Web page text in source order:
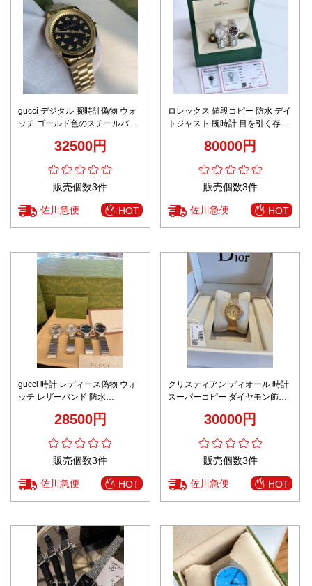
gucci デジタル 腕時計偽物 ウォ
ッチ ゴールド色のスチールバン
ース ブラック32500円
販売個数3件
佐川急便 HOT
ロレックス 値段コピー 防水 デイ
トジャスト 腕時計 目を引く存在
80000円
販売個数3件
佐川急便 HOT
gucci 時計 レディース偽物 ウォ
ッチ レザーバンド 防水
ァッション 多色可選
28500円
販売個数3件
佐川急便 HOT
クリスティアン ディオール 時計
スーパーコピー ダイヤモン飾り
30000円
販売個数3件
佐川急便 HOT